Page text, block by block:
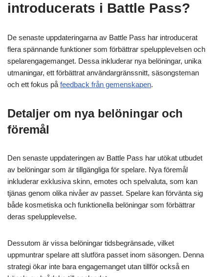
introducerats i Battle Pass?
De senaste uppdateringarna av Battle Pass har introducerat
flera spännande funktioner som förbättrar spelupplevelsen och
spelarengagemanget. Dessa inkluderar nya belöningar, unika
utmaningar, ett förbättrat användargränssnitt, säsongsteman
och ett fokus påfeedback från gemenskapen.
Detaljer om nya belöningar och
föremål
Den senaste uppdateringen av Battle Pass har utökat utbudet
av belöningar som är tillgängliga för spelare. Nya föremål
inkluderar exklusiva skinn, emotes och spelvaluta, som kan
tjänas genom olika nivåer av passet. Spelare kan förvänta sig
både kosmetiska och funktionella belöningar som förbättrar
deras spelupplevelse.
Dessutom är vissa belöningar tidsbegränsade, vilket
uppmuntrar spelare att slutföra passet inom säsongen. Denna
strategi ökar inte bara engagemanget utan tillför också en